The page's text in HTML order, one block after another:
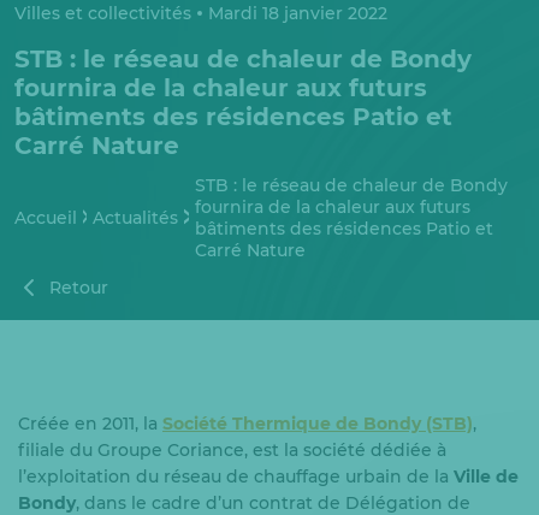
Villes et collectivités Mardi 18 janvier 2022
STB : le réseau de chaleur de Bondy
fournira de la chaleur aux futurs
bâtiments des résidences Patio et
Carré Nature
Accueil Actualités
STB : le réseau de chaleur de Bondy
fournira de la chaleur aux futurs
bâtiments des résidences Patio et
Carré Nature
Retour
Créée en 2011, la Société Thermique de Bondy (STB),
filiale du Groupe Coriance, est la société dédiée à
l’exploitation du réseau de chauffage urbain de la Ville de
Bondy, dans le cadre d’un contrat de Délégation de